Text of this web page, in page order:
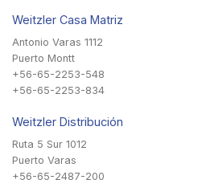
Weitzler Casa Matriz
Antonio Varas 1112
Puerto Montt
+56-65-2253-548
+56-65-2253-834
Weitzler Distribución
Ruta 5 Sur 1012
Puerto Varas
+56-65-2487-200